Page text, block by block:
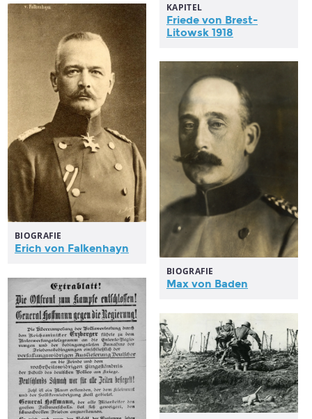
KAPITEL
Friede von Brest-
Litowsk 1918
BIOGRAFIE
Erich von Falkenhayn
BIOGRAFIE
Max von Baden